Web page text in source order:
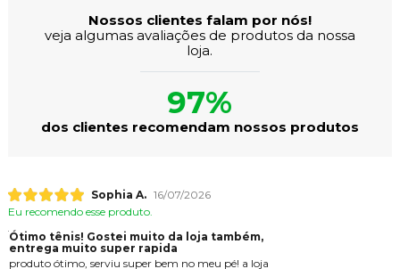
Nossos clientes falam por nós!
veja algumas avaliações de produtos da nossa
loja.
97%
dos clientes recomendam nossos produtos
Sophia A. 16/07/2026
Eu recomendo esse produto.
Ótimo tênis! Gostei muito da loja também,
entrega muito super rapida
produto ótimo, serviu super bem no meu pé! a loja